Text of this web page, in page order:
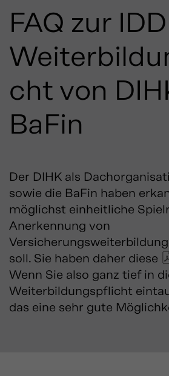
FAQ zur IDD
cht von
BaFin
Der DIHK als
sowie die BaFin haben
möglichst einheitliche
Anerkennung von
soll. Sie haben daher diese
Wenn Sie also ganz tief in
Weiterbildungspflicht
das eine sehr gute